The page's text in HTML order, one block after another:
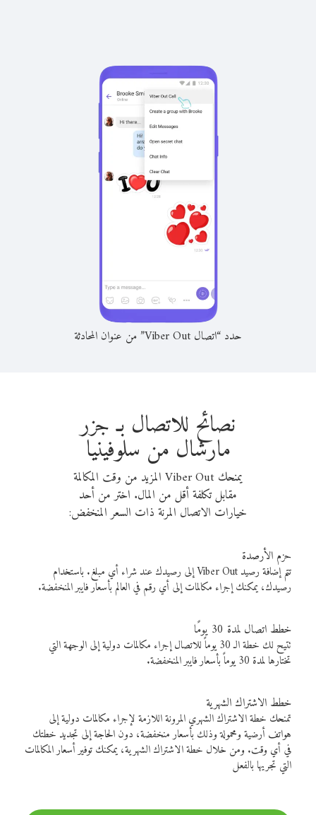
حدد “اتصال Viber Out” من عنوان المحادثة
نصائح للاتصال بـ جزر
مارشال من سلوفينيا
يمنحك Viber Out المزيد من وقت المكالمة
مقابل تكلفة أقل من المال. اختر من أحد
خيارات الاتصال المرنة ذات السعر المنخفض:
حزم الأرصدة
تتم إضافة رصيد Viber Out إلى رصيدك عند شراء أي مبلغ. باستخدام
رصيدك، يمكنك إجراء مكالمات إلى أي رقم في العالم بأسعار فايبر المنخفضة.
خطط اتصال لمدة 30 يومًا
تتيح لك خطة الـ 30 يوماً للاتصال إجراء مكالمات دولية إلى الوجهة التي
تختارها لمدة 30 يوماً بأسعار فايبر المنخفضة.
خطط الاشتراك الشهرية
تمنحك خطة الاشتراك الشهري المرونة اللازمة لإجراء مكالمات دولية إلى
هواتف أرضية ومحمولة وذلك بأسعار منخفضة، دون الحاجة إلى تجديد خطتك
في أي وقت. ومن خلال خطة الاشتراك الشهرية، يمكنك توفير أسعار المكالمات
التي تجريها بالفعل